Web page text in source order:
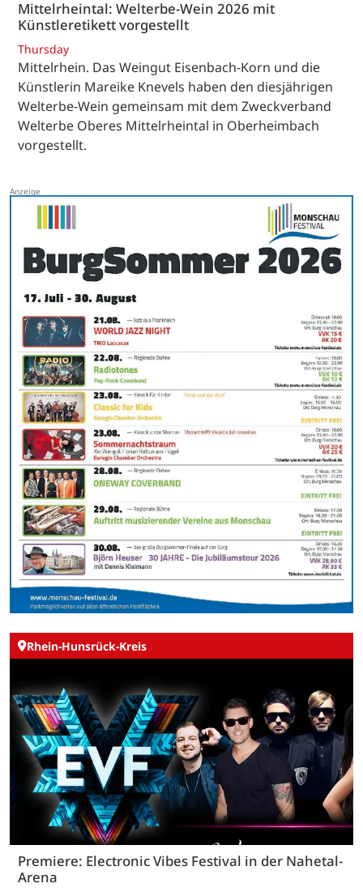
Mittelrheintal: Welterbe-Wein 2026 mit
Künstleretikett vorgestellt
Thursday
Mittelrhein. Das Weingut Eisenbach-Korn und die
Künstlerin Mareike Knevels haben den diesjährigen
Welterbe-Wein gemeinsam mit dem Zweckverband
Welterbe Oberes Mittelrheintal in Oberheimbach
vorgestellt.
Rhein-Hunsrück-Kreis
Premiere: Electronic Vibes Festival in der Nahetal-
Arena